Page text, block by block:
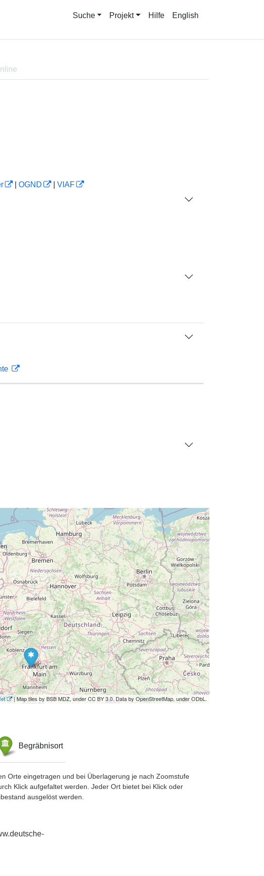
Suche Projekt Hilfe English
OGND
VIAF
| Map tiles by BSB MDZ, under CC BY 3.0. Data by OpenStreetMap, under ODbL.
Begräbnisort
Orte eingetragen und bei Überlagerung je nach Zoomstufe
Klick aufgefaltet werden. Jeder Ort bietet bei Klick oder
ausgelöst werden.